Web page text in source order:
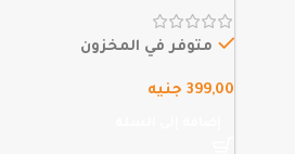
15.2، اتش بي كروم بوك…متوفر في المخزون
399,00 جنيه